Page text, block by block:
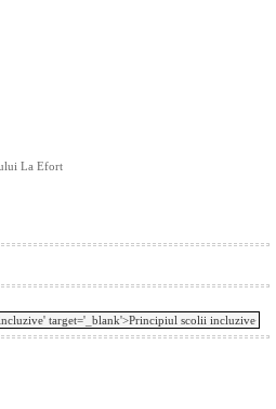
La Efort